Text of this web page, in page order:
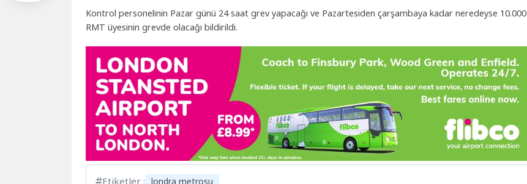
Kontrol personelinin Pazar günü 24 saat grev yapacağı ve Pazartesiden çarşambaya kadar neredeyse 10.000
RMT üyesinin grevde olacağı bildirildi.
Etiketler : londra metrosu